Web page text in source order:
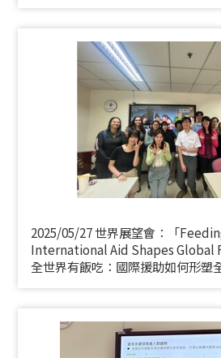
2025/05/27 世界展望會：「
International Aid Shapes Global
全世界有飯吃：國際援助如何形塑